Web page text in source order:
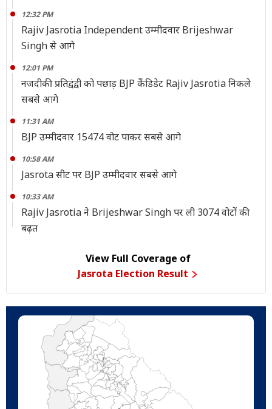
12:32 PM
Rajiv Jasrotia Independent उम्मीदवार Brijeshwar
Singh से आगे
12:01 PM
नजदीकी प्रतिद्वंद्वी को पछाड़ BJP कैंडिडेट Rajiv Jasrotia निकले
सबसे आगे
11:31 AM
BJP उम्मीदवार 15474 वोट पाकर सबसे आगे
10:58 AM
Jasrota सीट पर BJP उम्मीदवार सबसे आगे
10:33 AM
Rajiv Jasrotia ने Brijeshwar Singh पर ली 3074 वोटों की
बढ़त
View Full Coverage of
Jasrota Election Result